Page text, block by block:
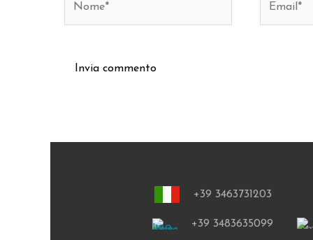
+39 3463731203
+39 3483635099